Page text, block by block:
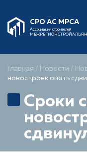
СРО АС МРСА
Ассоциация строителей
Главная / Новости /
новостроек опять
Сроки